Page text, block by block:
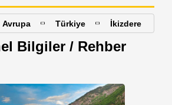
Avrupa Türkiye İkizdere
Bilgiler / Rehber